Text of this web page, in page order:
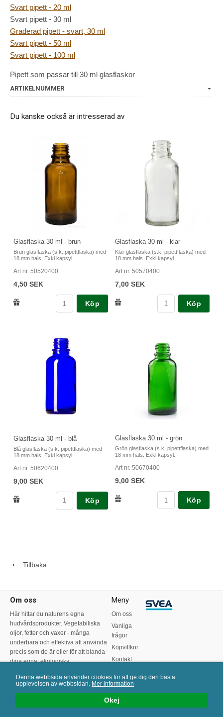
Okej
Denna webbsida använder cookies för att ge dig den bästa
upplevelsen av webbsidan. Mer information
Svart pipett - 20 ml
Svart pipett - 30 ml
Graderad pipett - svart, 30 ml
Svart pipett - 50 ml
Svart pipett - 100 ml
Pipett som passar till 30 ml glasflaskor
ARTIKELNUMMER
Du kanske också är intresserad av
Glasflaska 30 ml - brun
Brun glasflaska (s.k. pipettflaska) med
18 mm hals. Exkl kapsyl.
Art nr. 50520400
4,50 SEK
Köp
Glasflaska 30 ml - klar
Klar glasflaska (s.k. pipettflaska) med
18 mm hals. Exkl kapsyl.
Art nr. 50570400
7,00 SEK
Köp
Glasflaska 30 ml - blå
Blå glasflaska (s.k. pipettflaska) med
18 mm hals. Exkl kapsyl.
Art nr. 50620400
9,00 SEK
Köp
Glasflaska 30 ml - grön
Grön glasflaska (s.k. pipettflaska) med
18 mm hals. Exkl kapsyl.
Art nr. 50670400
9,00 SEK
Köp
Tillbaka
Om oss
Här hittar du naturens egna
hudvårdsprodukter. Vegetabiliska
oljor, fetter och vaxer - många
underbara och effektiva att använda
precis som de är eller för att blanda
dina egna, ekologiska
Meny
Om oss
Vanliga
frågor
Köpvillkor
Kontakt